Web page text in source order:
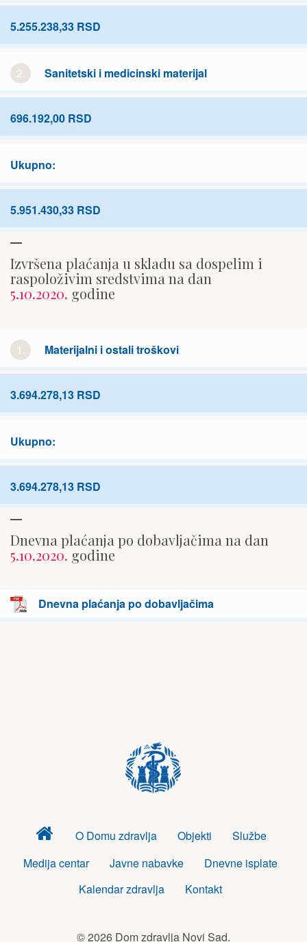
5.255.238,33 RSD
2. Sanitetski i medicinski materijal
696.192,00 RSD
Ukupno:
5.951.430,33 RSD
Izvršena plaćanja u skladu sa dospelim i
raspoloživim sredstvima na dan
5.10.2020. godine
1. Materijalni i ostali troškovi
3.694.278,13 RSD
Ukupno:
3.694.278,13 RSD
Dnevna plaćanja po dobavljačima na dan
5.10.2020. godine
Dnevna plaćanja po dobavljačima
Dom
zdravlja
O Domu zdravlja Objekti
Službe
Medija centar
Javne nabavke
Dnevne isplate
Kalendar zdravlja
Kontakt
© 2026 Dom zdravlja Novi Sad.